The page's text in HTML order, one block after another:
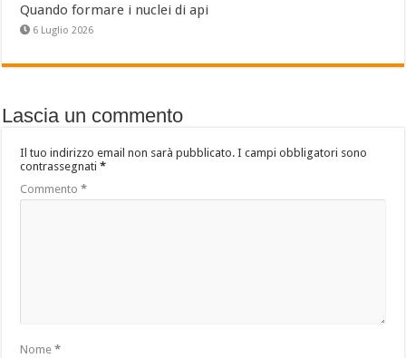
Quando formare i nuclei di api
6 Luglio 2026
Lascia un commento
Il tuo indirizzo email non sarà pubblicato. I campi obbligatori sono
contrassegnati*
Commento*
Nome*